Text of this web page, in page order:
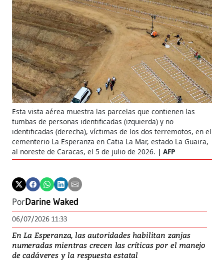
Esta vista aérea muestra las parcelas que contienen las
tumbas de personas identificadas (izquierda) y no
identificadas (derecha), víctimas de los dos terremotos, en el
cementerio La Esperanza en Catia La Mar, estado La Guaira,
al noreste de Caracas, el 5 de julio de 2026.
AFP
PorDarine Waked
06/07/2026 11:33
En La Esperanza, las autoridades habilitan zanjas
numeradas mientras crecen las críticas por el manejo
de cadáveres y la respuesta estatal